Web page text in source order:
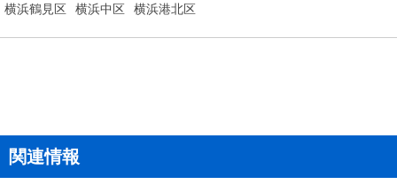
横浜鶴見区 横浜中区 横浜港北区
関連情報